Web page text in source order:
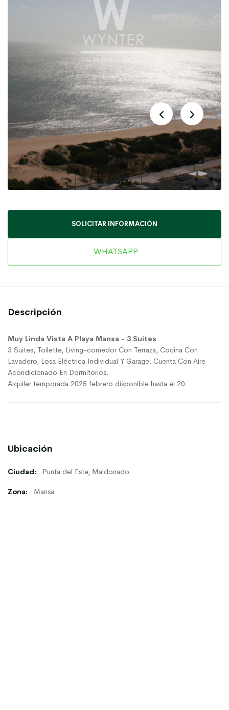
SOLICITAR INFORMACIÓN
WHATSAPP
Descripción
Muy Linda Vista A Playa Mansa - 3 Suites
3 Suites, Toilette, Living-comedor Con Terraza, Cocina Con
Lavadero, Losa Eléctrica Individual Y Garage. Cuenta Con Aire
Acondicionado En Dormitorios.
Alquiler temporada 2025 febrero disponible hasta el 20.
Ubicación
Ciudad: Punta del Este, Maldonado
Zona: Mansa